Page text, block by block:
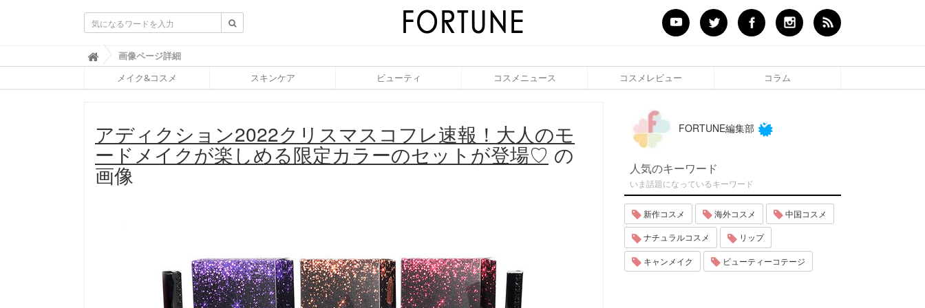
ふ
ぉ
ち
(
F
O
R
T
画像ページ詳細
メイク&コスメ スキンケア ビューティ コスメニュース コスメレビュー コラム
アディクション2022クリスマスコフレ速報！大人のモ
ードメイクが楽しめる限定カラーのセットが登場♡ の
画像
FORTUNE編集部
人気のキーワード
いま話題になっているキーワード
新作コスメ 海外コスメ 中国コスメ
ナチュラルコスメ リップ
キャンメイク ビューティーコテージ